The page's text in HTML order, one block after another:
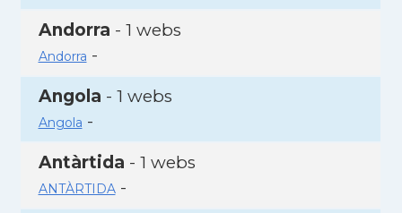
Andorra - 1 webs
Andorra -
Angola - 1 webs
Angola -
Antàrtida - 1 webs
ANTÀRTIDA-